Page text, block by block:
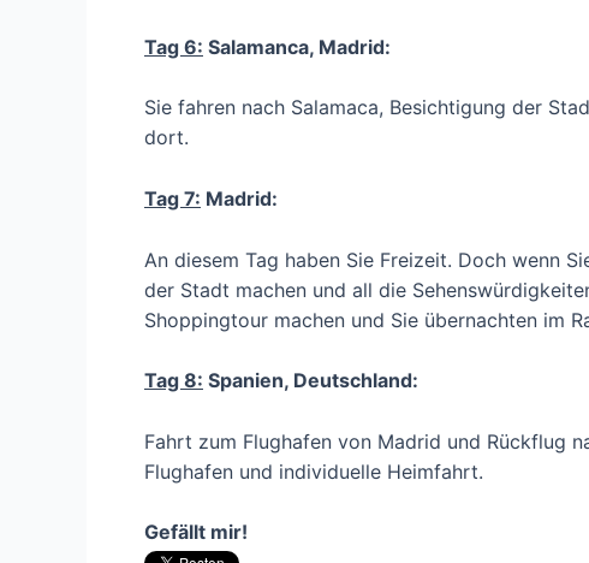
Tag 6: Salamanca, Madrid:
Sie fahren nach Salamaca, Besichtigung der
dort.
Tag 7: Madrid:
An diesem Tag haben Sie Freizeit. Doch wenn
der Stadt machen und all die
Shoppingtour machen und Sie übernachten im
Tag 8: Spanien, Deutschland:
Fahrt zum Flughafen von Madrid und Rückflug
Flughafen und individuelle Heimfahrt.
Gefällt mir!